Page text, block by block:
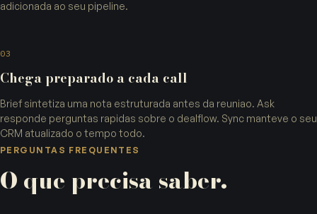
adicionada ao seu pipeline.
03
Chega preparado a cada call
Brief sintetiza uma nota estruturada antes da reuniao. Ask
responde perguntas rapidas sobre o dealflow. Sync manteve o seu
CRM atualizado o tempo todo.
PERGUNTAS FREQUENTES
O que precisa saber.